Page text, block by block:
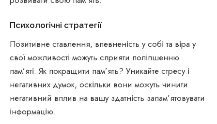
Психологічні стратегії
Позитивне ставлення, впевненість у собі та віра у
свої можливості можуть сприяти поліпшенню
пам’яті. Як покращити пам’ять? Уникайте стресу і
негативних думок, оскільки вони можуть чинити
негативний вплив на вашу здатність запам’ятовувати
інформацію.